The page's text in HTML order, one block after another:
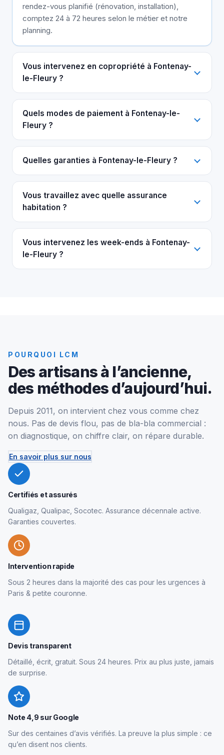
rendez-vous planifié (rénovation, installation),
comptez 24 à 72 heures selon le métier et notre
planning.
Vous intervenez en copropriété à Fontenay-
le-Fleury ?
Quels modes de paiement à Fontenay-le-
Fleury ?
Quelles garanties à Fontenay-le-Fleury ?
Vous travaillez avec quelle assurance
habitation ?
Vous intervenez les week-ends à Fontenay-
le-Fleury ?
POURQUOI LCM
Des artisans à l’ancienne,
des méthodes d’aujourd’hui.
Depuis 2011, on intervient chez vous comme chez
nous. Pas de devis flou, pas de bla-bla commercial :
on diagnostique, on chiffre clair, on répare durable.
En savoir plus sur nous
Certifiés et assurés
Qualigaz, Qualipac, Socotec. Assurance décennale active.
Garanties couvertes.
Intervention rapide
Sous 2 heures dans la majorité des cas pour les urgences à
Paris & petite couronne.
Devis transparent
Détaillé, écrit, gratuit. Sous 24 heures. Prix au plus juste, jamais
de surprise.
Note 4,9 sur Google
Sur des centaines d’avis vérifiés. La preuve la plus simple : ce
qu’en disent nos clients.